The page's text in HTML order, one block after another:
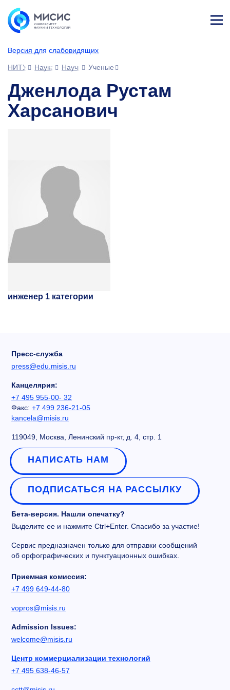
Версия для слабовидящих
НИТУ МИСИС
Наука Научное сообщество
Ученые
Дженлода Рустам
Харсанович
инженер 1 категории
Пресс-служба
press@edu.misis.ru
Канцелярия:
+7 495 955-00- 32
Факс: +7 499 236-21-05
kancela@misis.ru
119049, Москва, Ленинский пр-кт, д. 4, стр. 1
НАПИСАТЬ НАМ
ПОДПИСАТЬСЯ НА РАССЫЛКУ
Бета-версия. Нашли опечатку?
Выделите ее и нажмите Ctrl+Enter. Спасибо за участие!
Сервис предназначен только для отправки сообщений
об орфографических и пунктуационных ошибках.
Приемная комиссия:
+7 499 649-44-80
vopros@misis.ru
Admission Issues:
welcome@misis.ru
Центр коммерциализации технологий
+7 495 638-46-57